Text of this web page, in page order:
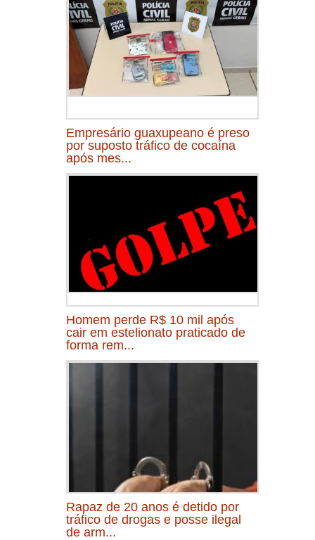
Empresário guaxupeano é preso
por suposto tráfico de cocaína
após mes...
Homem perde R$ 10 mil após
cair em estelionato praticado de
forma rem...
Rapaz de 20 anos é detido por
tráfico de drogas e posse ilegal
de arm...